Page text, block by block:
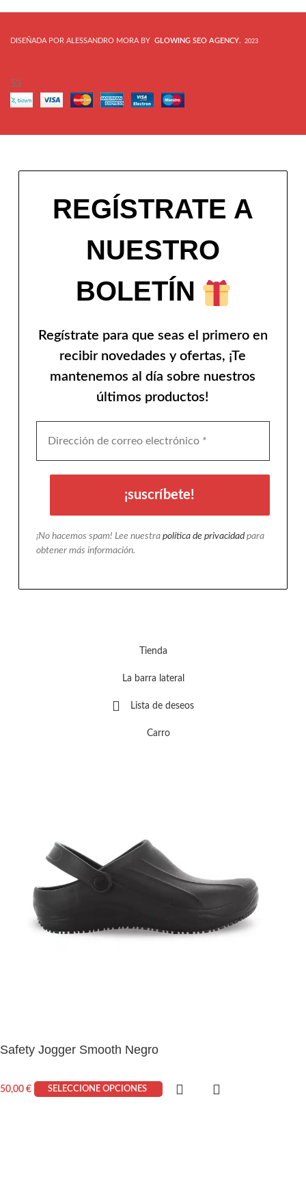
DISEÑADA POR ALESSANDRO MORA BY GLOWING SEO AGENCY 2023
53
REGÍSTRATE A
NUESTRO
BOLETÍN
Regístrate para que seas el primero en
recibir novedades y ofertas, ¡Te
mantenemos al día sobre nuestros
últimos productos!
¡No hacemos spam! Lee nuestra política de privacidadpara
obtener más información.
Tienda
La barra lateral
Lista de deseos
Carro
Safety Jogger Smooth Negro
50,00 € SELECCIONE OPCIONES